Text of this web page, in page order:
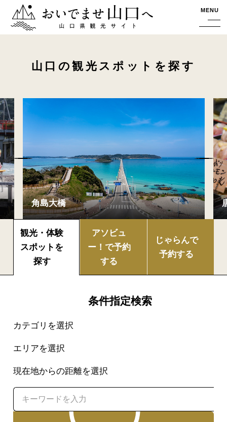
おいでませ山口へー山口県観光サイト MENU
山口の観光スポットを探す
観光・体験
スポットを
探す
アソビュ
ー！で予約
する
じゃらんで
予約する
条件指定検索
カテゴリを選択
エリアを選択
現在地からの距離を選択